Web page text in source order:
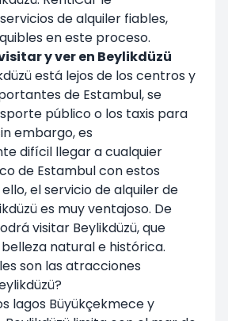
de alquiler fiables,
en este proceso.
y ver en Beylikdüzü
está lejos de los centros y
de Estambul, se
público o los taxis para
embargo, es
difícil llegar a cualquier
de Estambul con estos
el servicio de alquiler de
es muy ventajoso. De
visitar Beylikdüzü, que
natural e histórica.
son las atracciones
lagos Büyükçekmece y